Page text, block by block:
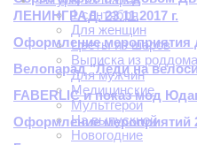
1 сентября
Для женщин
Цветы из шаров
Выписка из роддома
Для мужчин
Медицинские
Мультгерои
На выпускной
Новогодние
ЛЕНИНГРАД. 23.11.2017 г.
Оформление мероприятия
Велопарад "Леди на
FABERLIC и показ мод
Оформление мероприятий